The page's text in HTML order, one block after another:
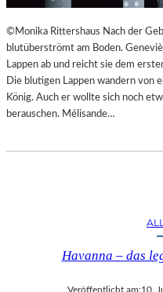
©Monika Rittershaus Nach der
blutüberströmt am Boden.
Lappen ab und reicht sie dem
Die blutigen Lappen wandern von
König. Auch er wollte sich noch
berauschen. Mélisande…
Havanna – das
Veröffentlicht am:10.